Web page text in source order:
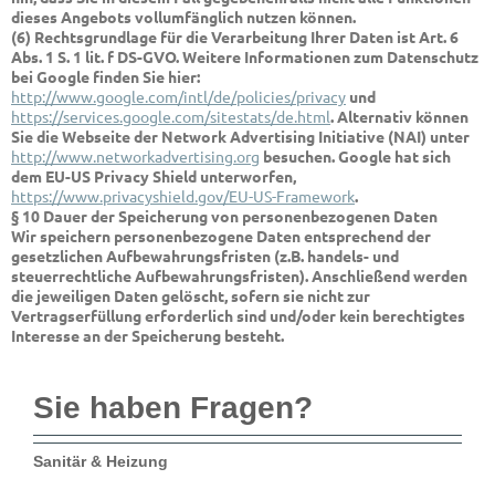
dieses Angebots vollumfänglich nutzen können.
(6) Rechtsgrundlage für die Verarbeitung Ihrer Daten ist Art. 6
Abs. 1 S. 1 lit. f DS-GVO. Weitere Informationen zum Datenschutz
bei Google finden Sie hier:
http://www.google.com/intl/de/policies/privacy und
https://services.google.com/sitestats/de.html. Alternativ können
Sie die Webseite der Network Advertising Initiative (NAI) unter
http://www.networkadvertising.org besuchen. Google hat sich
dem EU-US Privacy Shield unterworfen,
https://www.privacyshield.gov/EU-US-Framework.
§ 10 Dauer der Speicherung von personenbezogenen Daten
Wir speichern personenbezogene Daten entsprechend der
gesetzlichen Aufbewahrungsfristen (z.B. handels- und
steuerrechtliche Aufbewahrungsfristen). Anschließend werden
die jeweiligen Daten gelöscht, sofern sie nicht zur
Vertragserfüllung erforderlich sind und/oder kein berechtigtes
Interesse an der Speicherung besteht.
Sie haben Fragen?
Sanitär & Heizung